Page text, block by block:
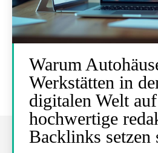
Warum
Werkstätten in
digitalen Welt auf
hochwertige
Backlinks setzen